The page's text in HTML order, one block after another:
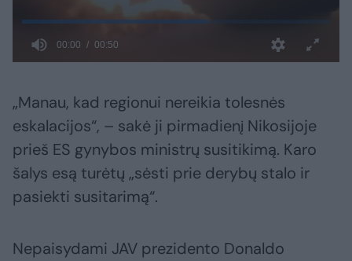
„Manau, kad regionui nereikia tolesnės
eskalacijos“, – sakė ji pirmadienį Nikosijoje
prieš ES gynybos ministrų susitikimą. Karo
šalys esą turėtų „sėsti prie derybų stalo ir
pasiekti susitarimą“.
Nepaisydami JAV prezidento Donaldo